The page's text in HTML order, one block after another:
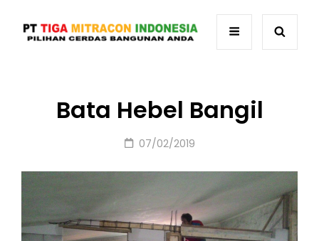
Bata Hebel Bangil
Posted
07/02/2019